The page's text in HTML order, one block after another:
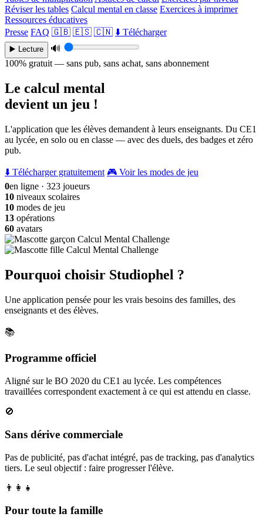
Réviser les tables Calcul mental en classe Exercices à imprimer
Ressources éducatives
Presse FAQ 🇬🇧 🇪🇸 🇨🇳 ⬇️ Télécharger
▶️ Lecture
🔊
100% gratuit — sans pub, sans achat, sans abonnement
Le calcul mental
devient un jeu !
L'application que les élèves demandent à leurs enseignants. Du CE1
au lycée, en solo ou en classe — avec des duels, des badges et zéro
pub.
⬇️ Télécharger gratuitement 🎮 Voir les modes de jeu
0en ligne · 323 joueurs
10 niveaux scolaires
10 modes de jeu
13 opérations
60 avatars
Pourquoi choisir Studiophel ?
Une application pensée pour les vrais besoins des familles, des
enseignants et des élèves.
📚
Programme officiel
Aligné sur le BO 2020 du CE1 au lycée. Les compétences
travaillées correspondent exactement à ce qui est attendu en classe.
🚫
Sans dérive commerciale
Pas de publicité, pas d'achat intégré, pas de tracking, pas d'analytics
tiers. Le seul objectif : faire progresser l'élève.
👨‍👩‍👧
Pour toute la famille